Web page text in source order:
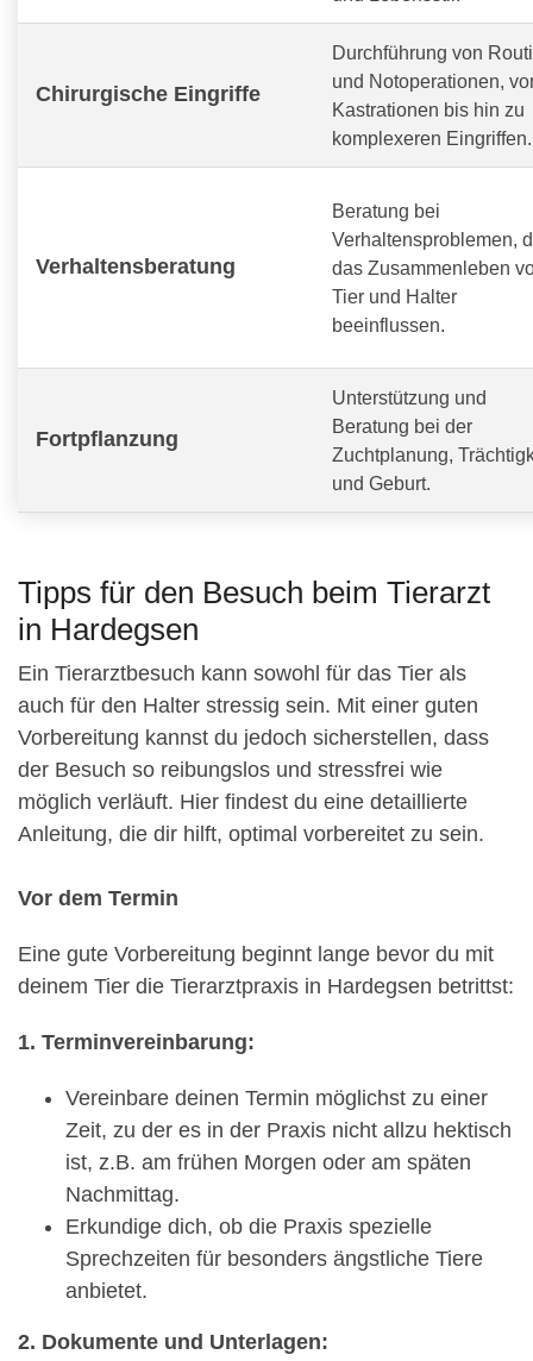
Chirurgische Eingriffe
Durchführung von
und Notoperationen,
Kastrationen bis hin zu
komplexeren Eingriffen.
Verhaltensberatung
Beratung bei
Verhaltensproblemen,
das Zusammenleben
Tier und Halter
beeinflussen.
Fortpflanzung
Unterstützung und
Beratung bei der
Zuchtplanung,
und Geburt.
Tipps für den Besuch beim Tierarzt
in Hardegsen
Ein Tierarztbesuch kann sowohl für das Tier als
auch für den Halter stressig sein. Mit einer guten
Vorbereitung kannst du jedoch sicherstellen, dass
der Besuch so reibungslos und stressfrei wie
möglich verläuft. Hier findest du eine detaillierte
Anleitung, die dir hilft, optimal vorbereitet zu sein.
Vor dem Termin
Eine gute Vorbereitung beginnt lange bevor du mit
deinem Tier die Tierarztpraxis in Hardegsen betrittst:
1. Terminvereinbarung:
Vereinbare deinen Termin möglichst zu einer
Zeit, zu der es in der Praxis nicht allzu hektisch
ist, z.B. am frühen Morgen oder am späten
Nachmittag.
Erkundige dich, ob die Praxis spezielle
Sprechzeiten für besonders ängstliche Tiere
anbietet.
2. Dokumente und Unterlagen: